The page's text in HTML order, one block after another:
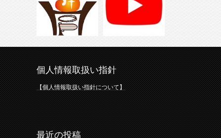
個人情報取扱い指針
【個人情報取扱い指針について】
最近の投稿